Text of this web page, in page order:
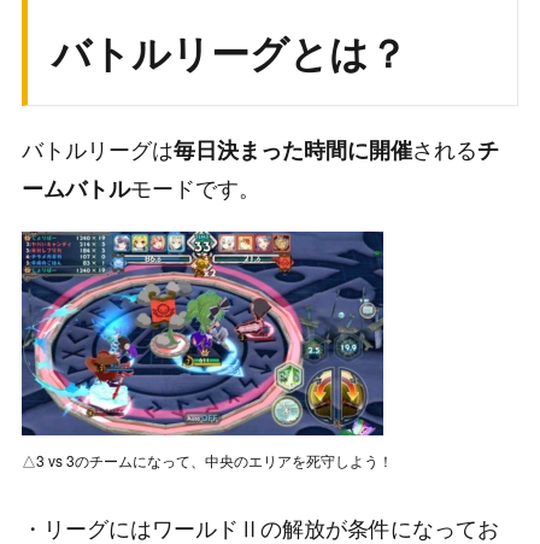
バトルリーグとは？
バトルリーグは毎日決まった時間に開催されるチ
ームバトルモードです。
△3 vs 3のチームになって、中央のエリアを死守しよう！
・リーグにはワールドⅡの解放が条件になってお